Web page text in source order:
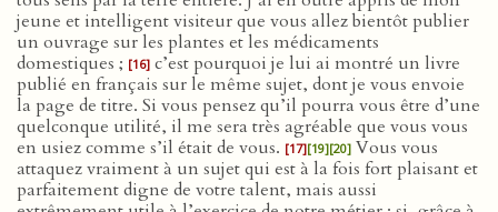
jeune et intelligent visiteur que vous allez bientôt publier
un ouvrage sur les plantes et les médicaments
domestiques ; [16] c’est pourquoi je lui ai montré un livre
publié en français sur le même sujet, dont je vous envoie
la page de titre. Si vous pensez qu’il pourra vous être d’une
quelconque utilité, il me sera très agréable que vous vous
en usiez comme s’il était de vous. [17][19][20] Vous vous
attaquez vraiment à un sujet qui est à la fois fort plaisant et
parfaitement digne de votre talent, mais aussi